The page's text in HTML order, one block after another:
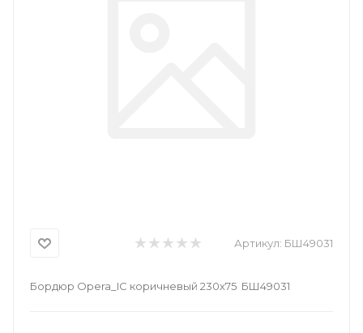
Артикул: БШ49031
Бордюр Opera_IC коричневый 230х75 БШ49031